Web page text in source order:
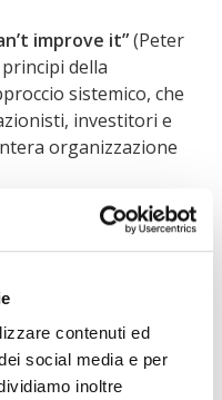
contenuti ed
social media e per
inoltre
improve it”(Peter
della
sistemico, che
investitori e
organizzazione
sui temi sopra
e
anche se ancora in
in atto.
Leo e Ida Panetta
intermediari